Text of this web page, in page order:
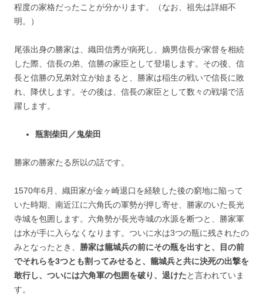
程度の家格だったことが分かります。（なお、祖先は詳細不
明。）
尾張出身の勝家は、織田信秀が病死し、嫡男信長が家督を相続
した際、信長の弟、信勝の家臣として登場します。その後、信
長と信勝の兄弟対立が始まると、勝家は稲生の戦いで信長に敗
れ、降伏します。その後は、信長の家臣として数々の戦場で活
躍します。
瓶割柴田／鬼柴田
勝家の勝家たる所以の話です。
1570年6月、織田家が金ヶ崎退口を経験した後の窮地に陥って
いた時期、南近江に六角氏の軍勢が押し寄せ、勝家のいた長光
寺城を包囲します。六角勢が長光寺城の水源を断つと、勝家軍
は水が手に入らなくなります。ついに水は3つの瓶に残されたの
みとなったとき、 勝家は籠城兵の前にその瓶を出すと、目の前
でそれらを3つとも割ってみせると、籠城兵と共に決死の出撃を
敢行し、ついには六角軍の包囲を破り、退けたと言われていま
す。